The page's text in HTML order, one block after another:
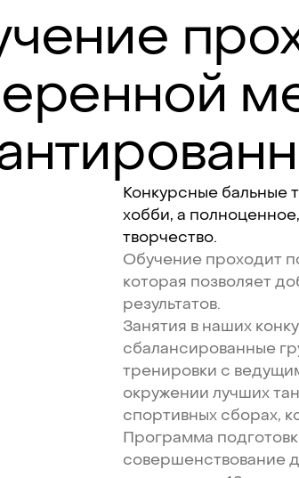
Конкурсные бальные
хобби, а полноценное,
творчество.
Обучение проходит
которая позволяет
результатов.
Занятия в наших
сбалансированные
тренировки с
окружении лучших
спортивных сборах,
Программа
совершенствование